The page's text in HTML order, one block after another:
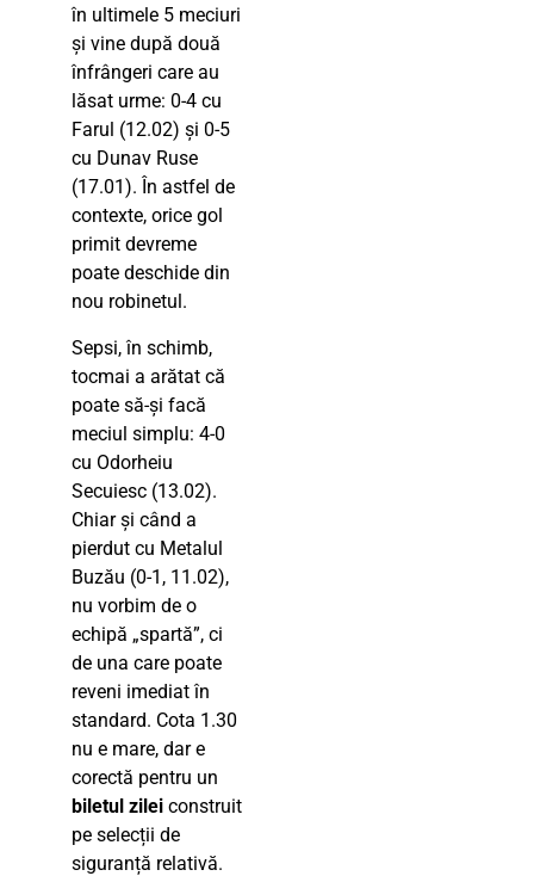
în ultimele 5 meciuri
și vine după două
înfrângeri care au
lăsat urme: 0-4 cu
Farul (12.02) și 0-5
cu Dunav Ruse
(17.01). În astfel de
contexte, orice gol
primit devreme
poate deschide din
nou robinetul.
Sepsi, în schimb,
tocmai a arătat că
poate să-și facă
meciul simplu: 4-0
cu Odorheiu
Secuiesc (13.02).
Chiar și când a
pierdut cu Metalul
Buzău (0-1, 11.02),
nu vorbim de o
echipă „spartă”, ci
de una care poate
reveni imediat în
standard. Cota 1.30
nu e mare, dar e
corectă pentru un
biletul zilei construit
pe selecții de
siguranță relativă.